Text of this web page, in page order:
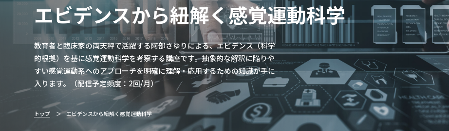
エビデンスから紐解く感覚運動科学
教育者と臨床家の両天秤で活躍する阿部さゆりによる、エビデンス（科学
的根拠）を基に感覚運動科学を考察する講座です。抽象的な解釈に陥りや
すい感覚運動系へのアプローチを明確に理解・応用するための知識が手に
入ります。（配信予定頻度：2回/月）
トップ エビデンスから紐解く感覚運動科学